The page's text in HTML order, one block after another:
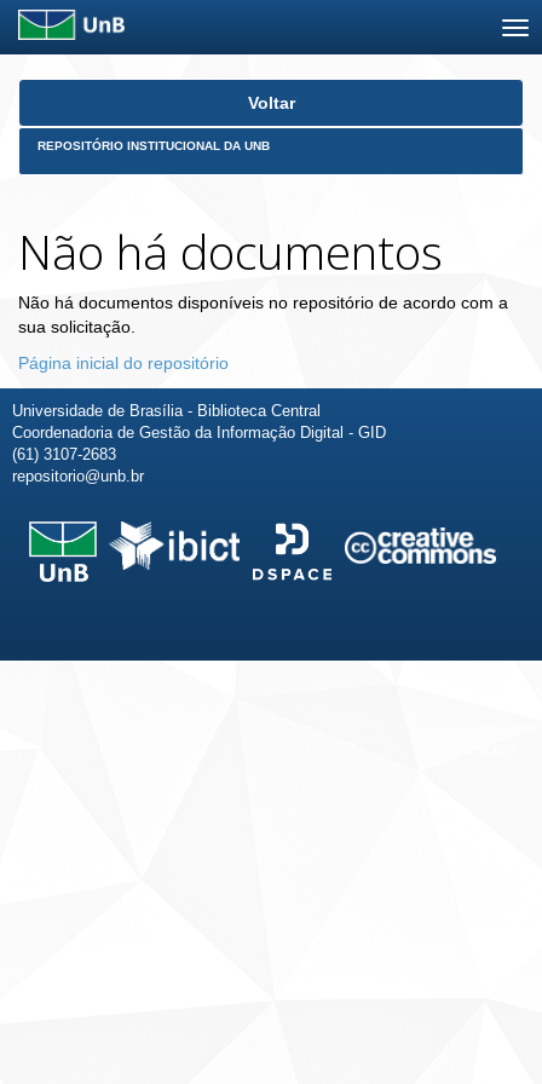
Skip
Voltar
REPOSITÓRIO INSTITUCIONAL DA UNB
Não há documentos
Não há documentos disponíveis no repositório de acordo com a
sua solicitação.
Página inicial do repositório
Universidade de Brasília - Biblioteca Central
Coordenadoria de Gestão da Informação Digital - GID
(61) 3107-2683
repositorio@unb.br